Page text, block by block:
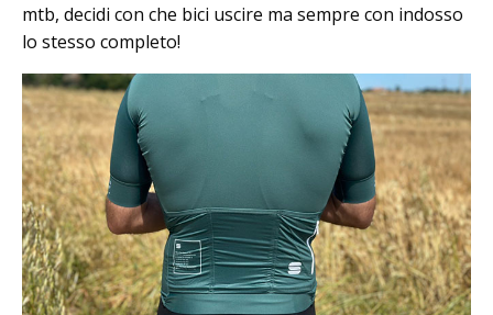
mtb, decidi con che bici uscire ma sempre con indosso
lo stesso completo!